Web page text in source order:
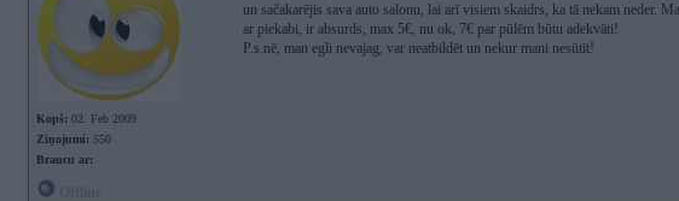
Kopš: 02. Feb 2009
Ziņojumi: 550
Braucu ar:
un sačakarējis sava auto salonu, lai arī visiem skaidrs, ka tā nekam neder.
ar piekabi, ir absurds, max 5€, nu ok, 7€ par pūlēm būtu adekvāti!
P.s.nē, man egli nevajag, var neatbildēt un nekur mani nesūtīt!